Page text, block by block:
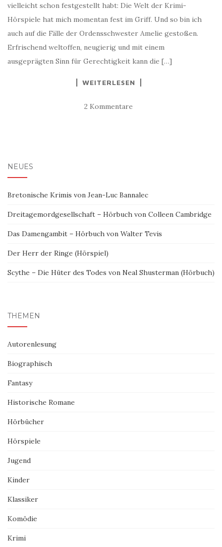
vielleicht schon festgestellt habt: Die Welt der Krimi-
Hörspiele hat mich momentan fest im Griff. Und so bin ich
auch auf die Fälle der Ordensschwester Amelie gestoßen.
Erfrischend weltoffen, neugierig und mit einem
ausgeprägten Sinn für Gerechtigkeit kann die […]
WEITERLESEN
2 Kommentare
NEUES
Bretonische Krimis von Jean-Luc Bannalec
Dreitagemordgesellschaft – Hörbuch von Colleen Cambridge
Das Damengambit – Hörbuch von Walter Tevis
Der Herr der Ringe (Hörspiel)
Scythe – Die Hüter des Todes von Neal Shusterman (Hörbuch)
THEMEN
Autorenlesung
Biographisch
Fantasy
Historische Romane
Hörbücher
Hörspiele
Jugend
Kinder
Klassiker
Komödie
Krimi